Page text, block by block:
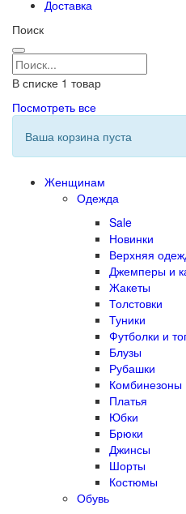
Доставка
Поиск
В списке 1 товар
Посмотреть все
Ваша корзина пуста
Женщинам
Одежда
Sale
Новинки
Верхняя
Джемперы и
Жакеты
Толстовки
Туники
Футболки и
Блузы
Рубашки
Комбинезоны
Платья
Юбки
Брюки
Джинсы
Шорты
Костюмы
Обувь